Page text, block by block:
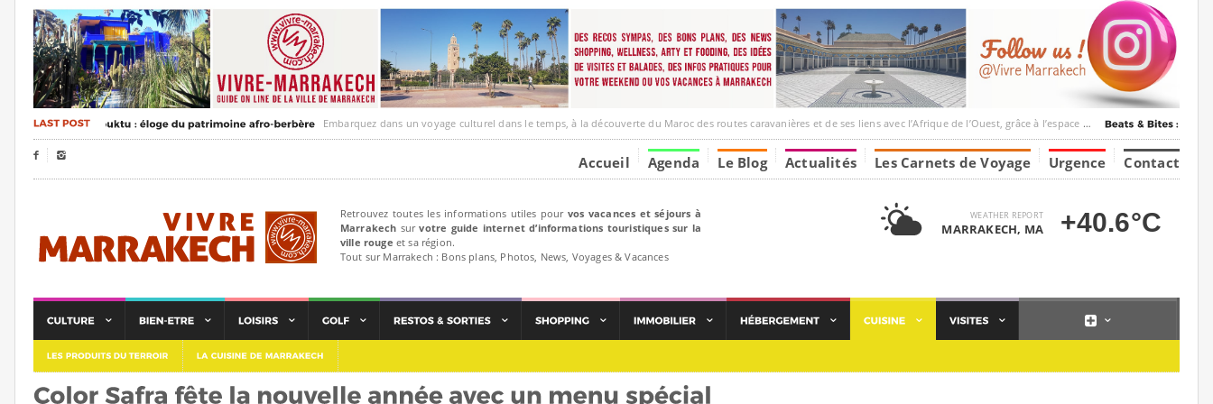
Embarquez dans un voyage culturel dans le temps, à la découverte du Maroc des routes caravanières et de ses liens avec l’Afrique de l’Ouest, grâce à l’espace Marrakesh-Tumbuktu.
  Accueil Agenda Le Blog Actualités Les Carnets de Voyage Urgence Contact
Retrouvez toutes les informations utiles pour vos vacances et séjours à
Marrakech survotre guide internet d’informations touristiques sur la
ville rouge et sa région.
Tout sur Marrakech : Bons plans, Photos, News, Voyages & Vacances
WEATHER REPORT
MARRAKECH, MA +40.6°C